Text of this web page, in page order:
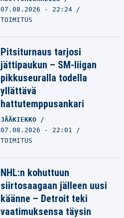
07.08.2026 - 22:24
TOIMITUS
Pitsiturnaus tarjosi
jättipaukun – SM-liigan
pikkuseuralla todella
yllättävä
hattutemppusankari
JÄÄKIEKKO
07.08.2026 - 22:01
TOIMITUS
NHL:n kohuttuun
siirtosaagaan jälleen uusi
käänne – Detroit teki
vaatimuksensa täysin